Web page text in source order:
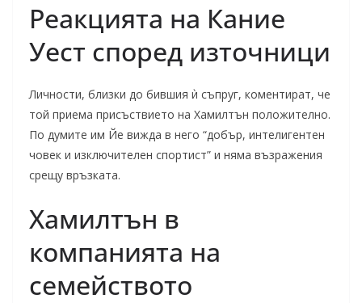
Реакцията на Кание
Уест според източници
Личности, близки до бившия ѝ съпруг, коментират, че
той приема присъствието на Хамилтън положително.
По думите им Йе вижда в него “добър, интелигентен
човек и изключителен спортист” и няма възражения
срещу връзката.
Хамилтън в
компанията на
семейството